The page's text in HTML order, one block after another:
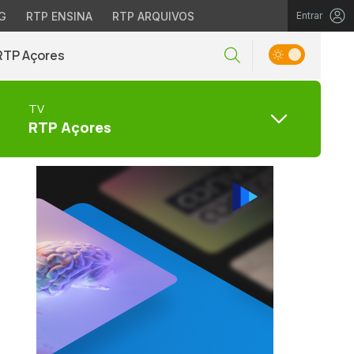
RTP ENSINA RTP ARQUIVOS Entrar
Açores
TV
RTP Açores